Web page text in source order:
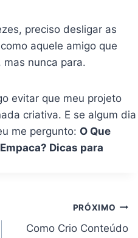
preciso desligar as
aquele amigo que
mas nunca para.
evitar que meu projeto
criativa. E se algum dia
me pergunto: O Que
Dicas para
PRÓXIMO
Como Crio Conteúdo